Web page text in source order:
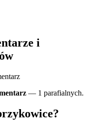
i
— 1 parafialnych.